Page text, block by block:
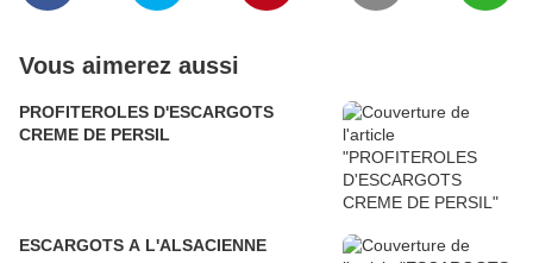
Vous aimerez aussi
PROFITEROLES D'ESCARGOTS
CREME DE PERSIL
ESCARGOTS A L'ALSACIENNE